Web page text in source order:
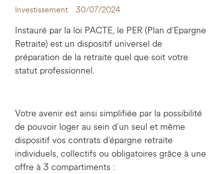
Investissement 30/07/2024
Instauré par la loi PACTE, le PER (Plan d’Epargne
Retraite) est un dispositif universel de
préparation de la retraite quel que soit votre
statut professionnel.
Votre avenir est ainsi simplifiée par la possibilité
de pouvoir loger au sein d’un seul et même
dispositif vos contrats d’épargne retraite
individuels, collectifs ou obligatoires grâce à une
offre à 3 compartiments :